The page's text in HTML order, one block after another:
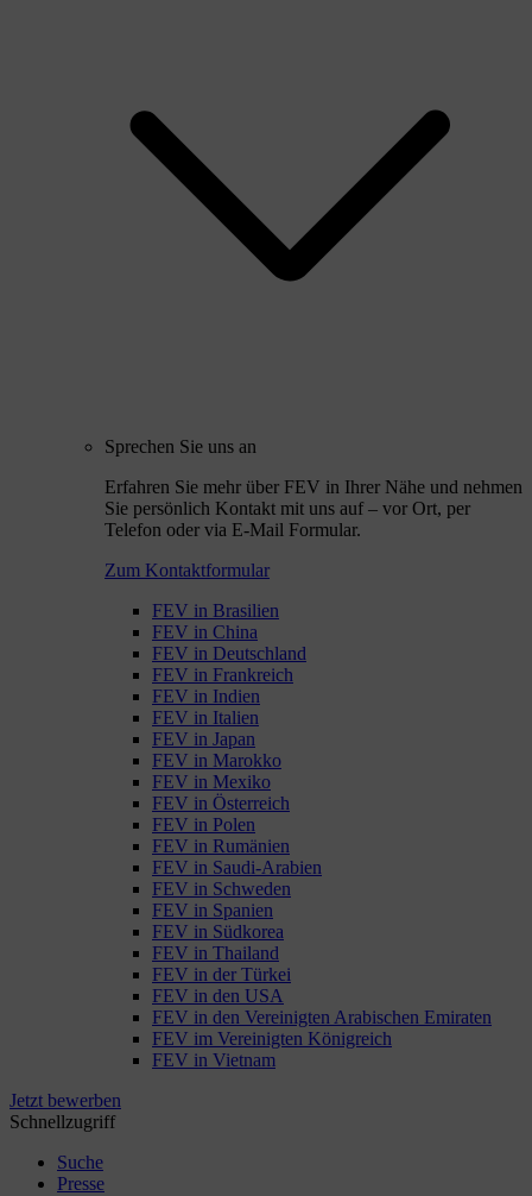
Sprechen Sie uns an
Erfahren Sie mehr über FEV in Ihrer Nähe und nehmen
Sie persönlich Kontakt mit uns auf – vor Ort, per
Telefon oder via E-Mail Formular.
Zum Kontaktformular
FEV in Brasilien
FEV in China
FEV in Deutschland
FEV in Frankreich
FEV in Indien
FEV in Italien
FEV in Japan
FEV in Marokko
FEV in Mexiko
FEV in Österreich
FEV in Polen
FEV in Rumänien
FEV in Saudi-Arabien
FEV in Schweden
FEV in Spanien
FEV in Südkorea
FEV in Thailand
FEV in der Türkei
FEV in den USA
FEV in den Vereinigten Arabischen Emiraten
FEV im Vereinigten Königreich
FEV in Vietnam
Jetzt bewerben
Schnellzugriff
Suche
Presse